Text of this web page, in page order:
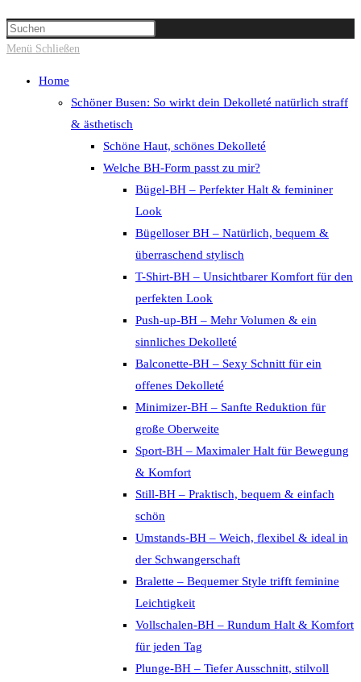
Suche
umschalten
the
panel.
Menü Schließen
Home
Schöner Busen: So wirkt dein Dekolleté natürlich straff
& ästhetisch
Schöne Haut, schönes Dekolleté
Welche BH-Form passt zu mir?
Bügel-BH – Perfekter Halt & femininer
Look
Bügelloser BH – Natürlich, bequem &
überraschend stylisch
T-Shirt-BH – Unsichtbarer Komfort für den
perfekten Look
Push-up-BH – Mehr Volumen & ein
sinnliches Dekolleté
Balconette-BH – Sexy Schnitt für ein
offenes Dekolleté
Minimizer-BH – Sanfte Reduktion für
große Oberweite
Sport-BH – Maximaler Halt für Bewegung
& Komfort
Still-BH – Praktisch, bequem & einfach
schön
Umstands-BH – Weich, flexibel & ideal in
der Schwangerschaft
Bralette – Bequemer Style trifft feminine
Leichtigkeit
Vollschalen-BH – Rundum Halt & Komfort
für jeden Tag
Plunge-BH – Tiefer Ausschnitt, stilvoll